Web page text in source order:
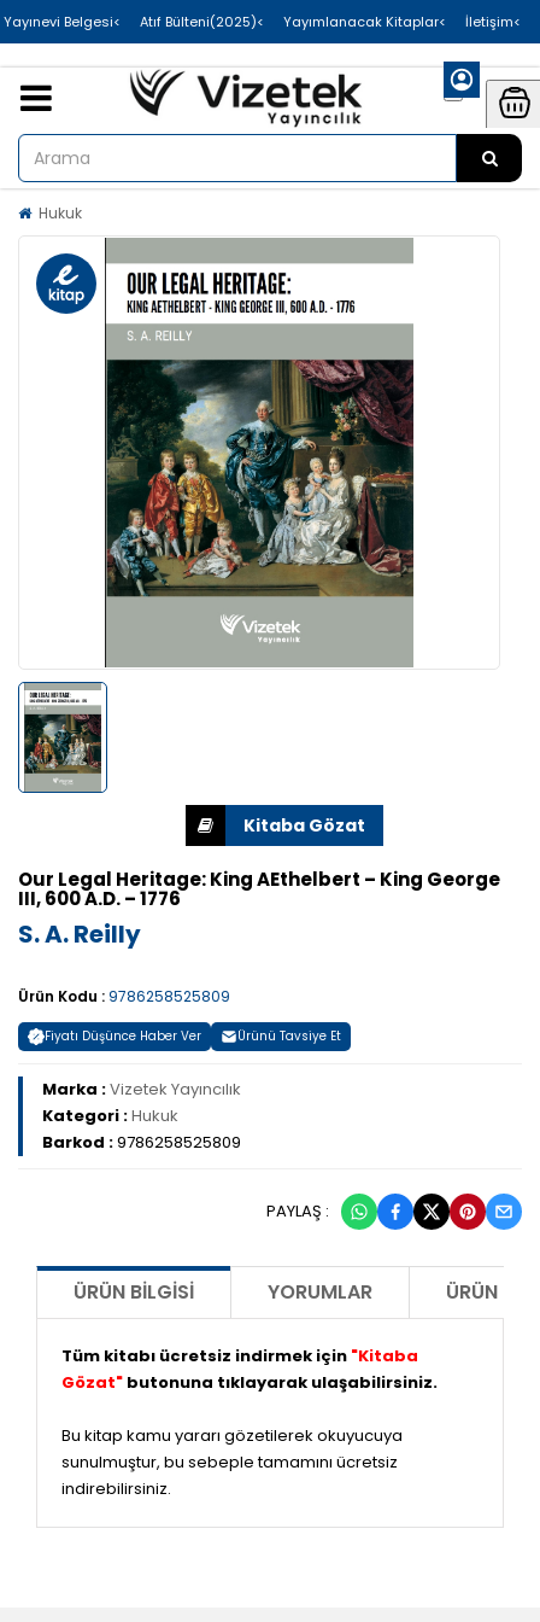
>İletişim
>Yayımlanacak Kitaplar
>Atıf Bülteni(2025)
>Uluslararası Yayınevi Belgesi
Hukuk
Our Legal Heritage: King AEthelbert – King George
III, 600 A.D. – 1776
S. A. Reilly
Ürün Kodu : 9786258525809
Fiyatı Düşünce Haber Ver Ürünü Tavsiye Et
Marka :Vizetek Yayıncılık
Kategori :Hukuk
Barkod :9786258525809
PAYLAŞ :
ÜRÜN BILGISI YORUMLAR ÜRÜN
Tüm kitabı ücretsiz indirmek için "Kitaba
Gözat" butonuna tıklayarak ulaşabilirsiniz.
Bu kitap kamu yararı gözetilerek okuyucuya
sunulmuştur, bu sebeple tamamını ücretsiz
indirebilirsiniz.